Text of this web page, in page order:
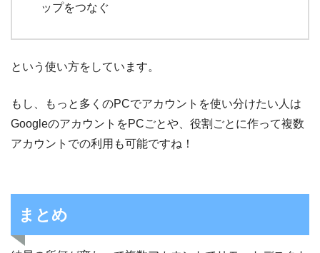
ップをつなぐ
という使い方をしています。
もし、もっと多くのPCでアカウントを使い分けたい人は
GoogleのアカウントをPCごとや、役割ごとに作って複数
アカウントでの利用も可能ですね！
まとめ